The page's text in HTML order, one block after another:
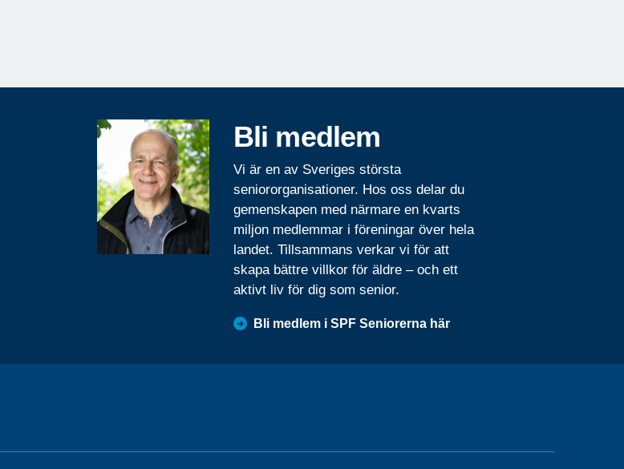
Bli medlem
Vi är en av Sveriges största
seniororganisationer. Hos oss delar du
gemenskapen med närmare en kvarts
miljon medlemmar i föreningar över hela
landet. Tillsammans verkar vi för att
skapa bättre villkor för äldre – och ett
aktivt liv för dig som senior.
Bli medlem i SPF Seniorerna här